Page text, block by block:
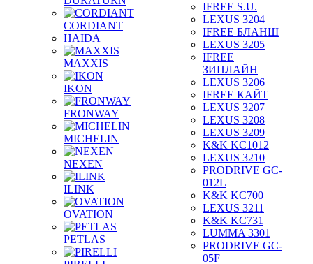
CORDIANT
HAIDA
MAXXIS
IKON
FRONWAY
MICHELIN
NEXEN
ILINK
OVATION
PETLAS
IFREE S.U.
LEXUS 3204
IFREE БЛАНШ
LEXUS 3205
IFREE
ЗИПЛАЙН
LEXUS 3206
IFREE КАЙТ
LEXUS 3207
LEXUS 3208
LEXUS 3209
K&K KC1012
LEXUS 3210
PRODRIVE GC-
012L
K&K KC700
LEXUS 3211
K&K KC731
LUMMA 3301
PRODRIVE GC-
05F